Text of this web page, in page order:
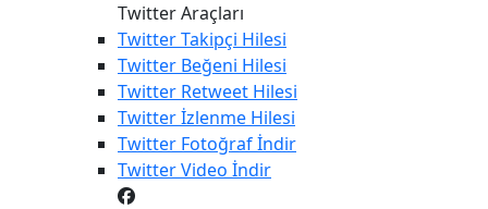
Twitter Araçları
TwitterTakipçi Hilesi
Twitter Beğeni Hilesi
Twitter Retweet Hilesi
Twitterİzlenme Hilesi
Twitter Fotoğraf İndir
TwitterVideo İndir